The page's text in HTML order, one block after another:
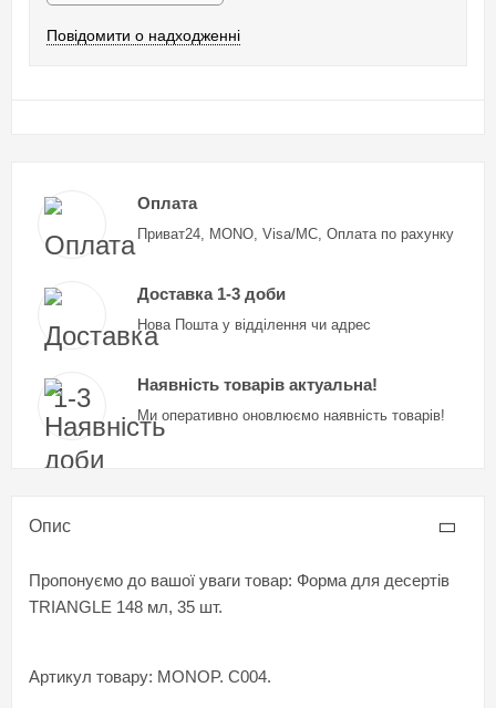
Повідомити о надходженні
Оплата
Приват24, MONO, Visa/MC, Оплата по рахунку
Доставка 1-3 доби
Нова Пошта у відділення чи адрес
Наявність товарів актуальна!
Ми оперативно оновлюємо наявність товарів!
Опис
Пропонуємо до вашої уваги товар: Форма для десертів
TRIANGLE 148 мл, 35 шт.
Артикул товару: MONOP. C004.